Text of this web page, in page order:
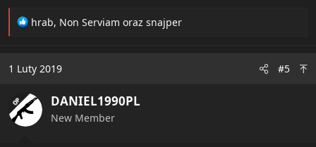
R
t
o
n
s
hrab, Non Serviam oraz snajper
1 Luty 2019 #5
OP DANIEL1990PL
New Member